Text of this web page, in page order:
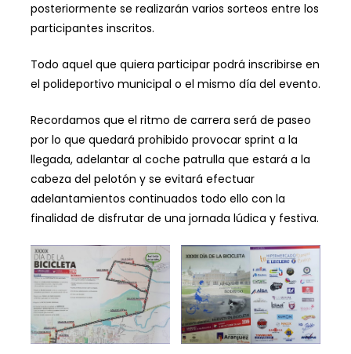
posteriormente se realizarán varios sorteos entre los
participantes inscritos.
Todo aquel que quiera participar podrá inscribirse en
el polideportivo municipal o el mismo día del evento.
Recordamos que el ritmo de carrera será de paseo
por lo que quedará prohibido provocar sprint a la
llegada, adelantar al coche patrulla que estará a la
cabeza del pelotón y se evitará efectuar
adelantamientos continuados todo ello con la
finalidad de disfrutar de una jornada lúdica y festiva.